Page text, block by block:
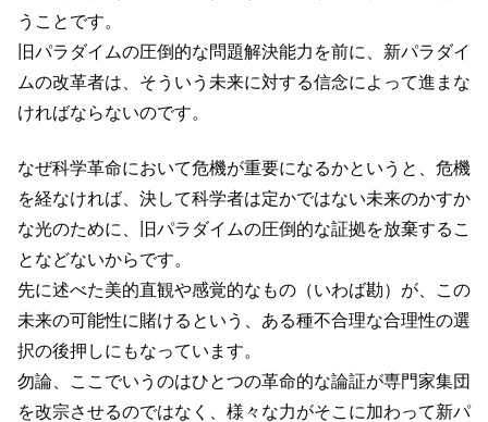
うことです。
旧パラダイムの圧倒的な問題解決能力を前に、新パラダイ
ムの改革者は、そういう未来に対する信念によって進まな
ければならないのです。
なぜ科学革命において危機が重要になるかというと、危機
を経なければ、決して科学者は定かではない未来のかすか
な光のために、旧パラダイムの圧倒的な証拠を放棄するこ
となどないからです。
先に述べた美的直観や感覚的なもの（いわば勘）が、この
未来の可能性に賭けるという、ある種不合理な合理性の選
択の後押しにもなっています。
勿論、ここでいうのはひとつの革命的な論証が専門家集団
を改宗させるのではなく、様々な力がそこに加わって新パ